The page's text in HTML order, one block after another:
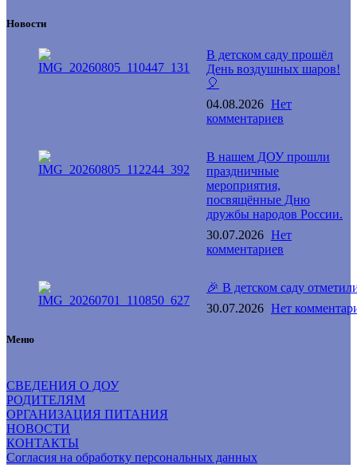
Новости
В детском саду прошёл
День воздушных шаров!
🎈
04.08.2026 Нет
комментариев
В нашем ДОУ прошли
праздничные
мероприятия,
посвящённые Дню
дружбы народов России.
30.07.2026 Нет
комментариев
🎉 В детском саду
30.07.2026 Нет
Меню
СВЕДЕНИЯ О ДОУ
РОДИТЕЛЯМ
ОРГАНИЗАЦИЯ ПИТАНИЯ
НОВОСТИ
КОНТАКТЫ
Согласия на обработку персональных данных